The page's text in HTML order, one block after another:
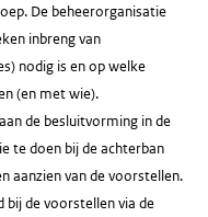
De beheerorganisatie
inbreng van
nodig is en op welke
(en met wie).
de besluitvorming in de
te doen bij de achterban
aanzien van de voorstellen.
bij de voorstellen via de